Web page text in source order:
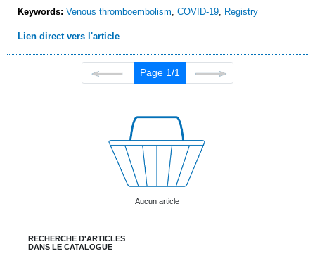
Keywords: Venous thromboembolism COVID-19 Registry
Lien direct vers l'article
Page 1/1
Aucun article
RECHERCHE D'ARTICLES
DANS LE CATALOGUE